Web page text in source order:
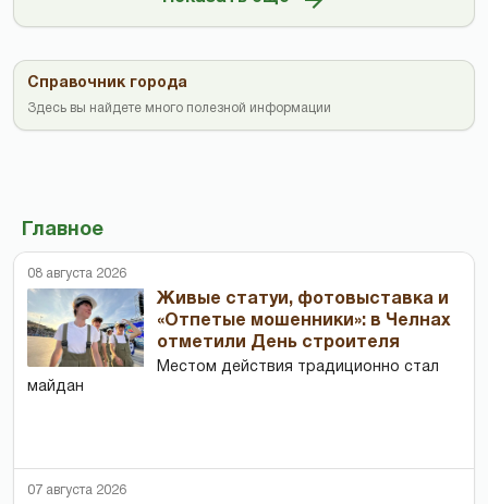
Справочник города
Здесь вы найдете много полезной информации
Главное
08 августа 2026
Живые статуи, фотовыставка и
«Отпетые мошенники»: в Челнах
отметили День строителя
Местом действия традиционно стал
майдан
07 августа 2026